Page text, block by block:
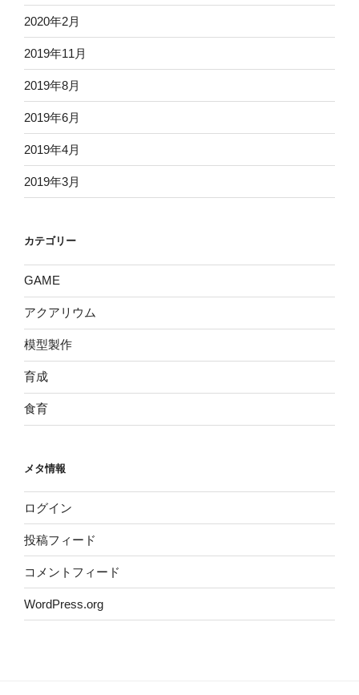
2020年2月
2019年11月
2019年8月
2019年6月
2019年4月
2019年3月
カテゴリー
GAME
アクアリウム
模型製作
育成
食育
メタ情報
ログイン
投稿フィード
コメントフィード
WordPress.org